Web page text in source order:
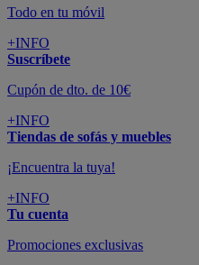
Todo en tu móvil
+INFO
Suscríbete
Cupón de dto. de 10€
+INFO
Tiendas de sofás y muebles
¡Encuentra la tuya!
+INFO
Tu cuenta
Promociones exclusivas